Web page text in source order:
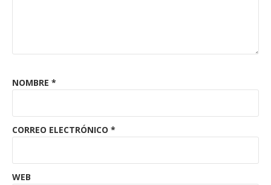
NOMBRE *
CORREO ELECTRÓNICO *
WEB